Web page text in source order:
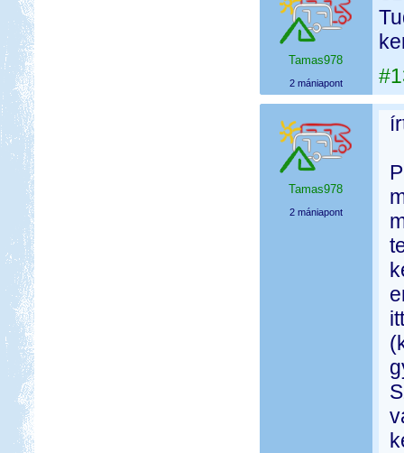
Tamas978
2 mániapont
Tamas978
2 mániapont